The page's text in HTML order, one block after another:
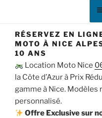
RÉSERVEZ EN
MOTO À NICE
10 ANS
Location Moto Nice
la Côte d’Azur à Prix
gamme à Nice.
personnalisé.
Offre Exclusive sur